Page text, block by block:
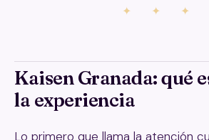
✦ ✦ ✦
Kaisen Granada: qué
la experiencia
Lo primero que llama la atención